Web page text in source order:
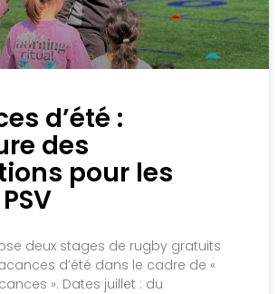
d’été :
des
pour les
deux stages de rugby gratuits
d’été dans le cadre de «
». Dates juillet : du